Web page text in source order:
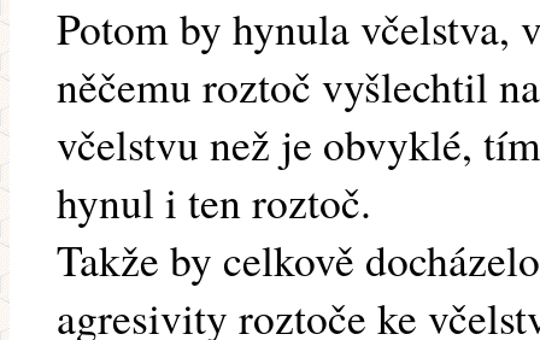
Potom by hynula včelstva,
něčemu roztoč vyšlechtil
včelstvu než je obvyklé,
hynul i ten roztoč.
Takže by celkově
agresivity roztoče ke